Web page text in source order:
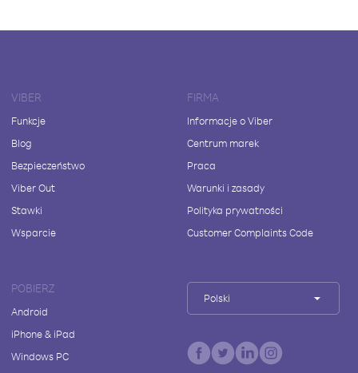
VIBER
Funkcje
Blog
Bezpieczeństwo
Viber Out
Stawki
Wsparcie
FIRMA
Informacje o Viber
Centrum marek
Praca
Warunki i zasady
Polityka prywatności
Customer Complaints Code
POBIERZ
Android
iPhone & iPad
Windows PC
Polski